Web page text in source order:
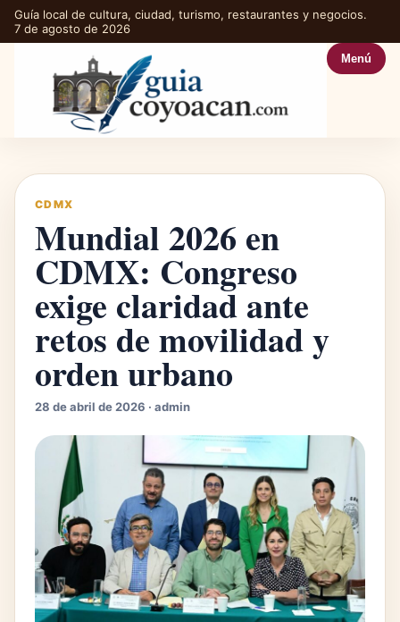
Guía local de cultura, ciudad, turismo, restaurantes y negocios.
7 de agosto de 2026
Menú
CDMX
Mundial 2026 en
CDMX: Congreso
exige claridad ante
retos de movilidad y
orden urbano
28 de abril de 2026 · admin